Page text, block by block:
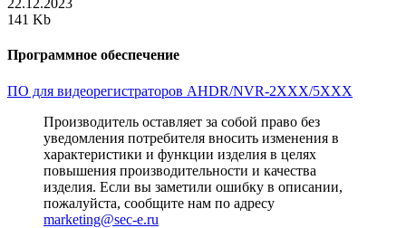
22.12.2023
141 Kb
Программное обеспечение
ПО для видеорегистраторов AHDR/NVR-2XXX/5XXX
Производитель оставляет за собой право без
уведомления потребителя вносить изменения в
характеристики и функции изделия в целях
повышения производительности и качества
изделия. Если вы заметили ошибку в описании,
пожалуйста, сообщите нам по адресу
marketing@sec-e.ru